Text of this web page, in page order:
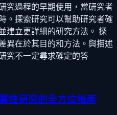
究過程的早期使用，當研究者
。探索研究可以幫助研究者確
建立更詳細的研究方法。 探
異在於其目的和方法。與描述
究不一定尋求確定的答
性研究的全方位指南